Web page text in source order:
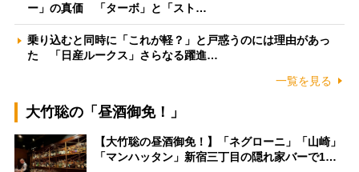
ー」の真価 「ターボ」と「スト…
乗り込むと同時に「これが軽？」と戸惑うのには理由があっ
た 「日産ルークス」さらなる躍進…
一覧を見る
大竹聡の「昼酒御免！」
【大竹聡の昼酒御免！】「ネグローニ」「山崎」
「マンハッタン」新宿三丁目の隠れ家バーで1…